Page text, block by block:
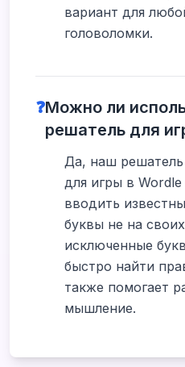
вариант для
головоломки.
❓Можно ли
решатель для
Да, наш
для игры в
вводить
буквы не на
исключенные
быстро найти
также помогает
мышление.